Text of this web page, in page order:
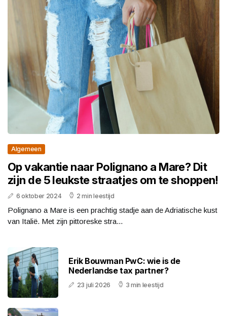
Algemeen
Op vakantie naar Polignano a Mare? Dit
zijn de 5 leukste straatjes om te shoppen!
6 oktober 2024 2 min leestijd
Polignano a Mare is een prachtig stadje aan de Adriatische kust
van Italië. Met zijn pittoreske stra...
Erik Bouwman PwC: wie is de
Nederlandse tax partner?
23 juli 2026 3 min leestijd